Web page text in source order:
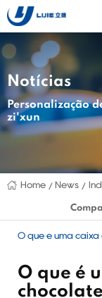
Notícias
Personalização
zi'xun
Home News
O que é uma
O que é